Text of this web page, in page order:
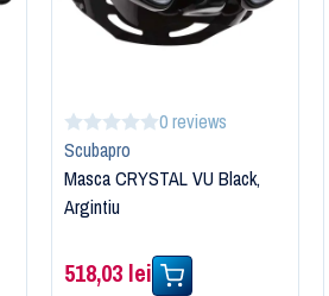
0 reviews
Scubapro
Masca CRYSTAL VU Black,
Argintiu
518,03 lei